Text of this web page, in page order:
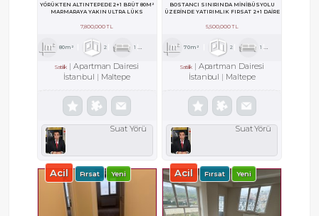
YÖRÜKTEN ALTINTEPEDE 2+1 BRÜT 80M²
MARMARAYA YAKIN ULTRA LÜKS
7,800,000 TL
80m² 2 1
Satılık
Apartman Dairesi
İstanbul
Maltepe
Suat Yörü
BOSTANCI SINIRINDA MİNİBÜSYOLU
ÜZERİNDE YATIRIMLIK FIRSAT 2+1 DAİRE
5,500,000 TL
70m² 2 1
Satılık
Apartman Dairesi
İstanbul
Maltepe
Suat Yörü
Acil Fırsat Yeni Acil Fırsat Yeni